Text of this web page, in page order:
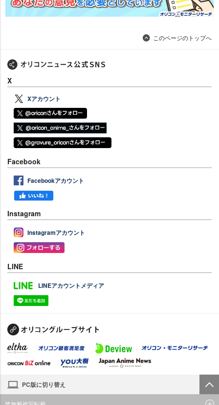
このページのトップへ
X
Xアカウント
Facebook
Facebookアカウント
Instagram
Instagramアカウント
LINE
LINEアカウントメディア
PC版に切り替え